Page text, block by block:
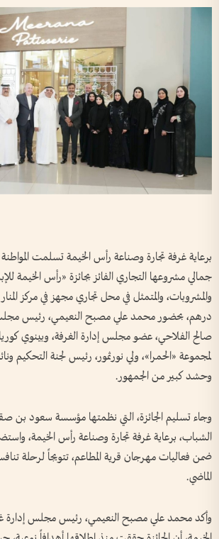
برعاية غرفة تجارة وصناعة رأس الخيمة تسلمت المواطنة
جمالي مشروعها التجاري الفائز بجائزة «رأس الخيمة
درهم، بحضور محمد علي مصبح النعيمي، رئيس مجلس
صالح الفلاحي، عضو مجلس إدارة الغرفة، وبينوي
لمجموعة «الحمرا»، ولي نورثمور، رئيس لجنة التحكيم
وحشد كبير من الجمهور.
وجاء تسليم الجائزة، التي نظمتها مؤسسة سعود بن
الشباب، برعاية غرفة تجارة وصناعة رأس الخيمة،
ضمن فعاليات مهرجان قرية المطاعم، تتويجاً لرحلة
الماضي.
وأكد محمد علي مصبح النعيمي، رئيس مجلس إدارة